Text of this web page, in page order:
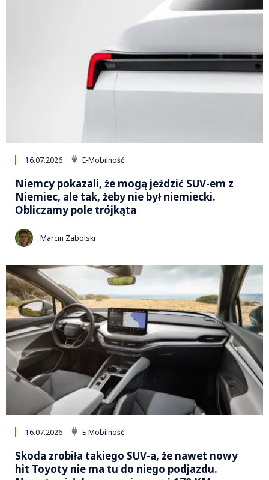
16.07.2026 E-Mobilność
Niemcy pokazali, że mogą jeździć SUV-em z
Niemiec, ale tak, żeby nie był niemiecki.
Obliczamy pole trójkąta
Marcin Zabolski
16.07.2026 E-Mobilność
Skoda zrobiła takiego SUV-a, że nawet nowy
hit Toyoty nie ma tu do niego podjazdu.